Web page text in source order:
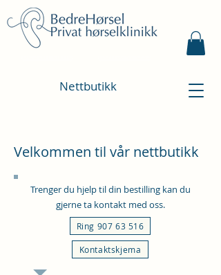
Nettbutikk
Velkommen til vår nettbutikk
Trenger du hjelp til din bestilling kan du
gjerne ta kontakt med oss.
Ring 907 63 516
Kontaktskjema